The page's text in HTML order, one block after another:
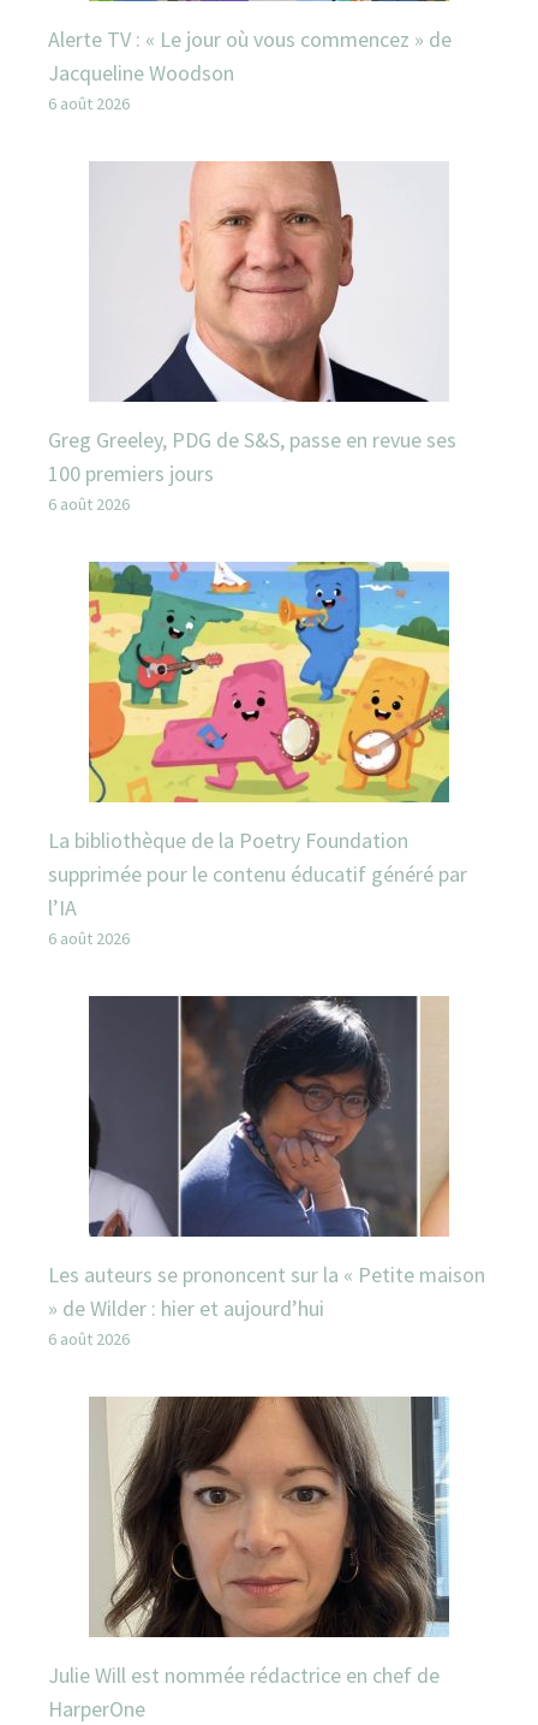
Alerte TV : « Le jour où vous commencez » de
Jacqueline Woodson
6 août 2026
Greg Greeley, PDG de S&S, passe en revue ses
100 premiers jours
6 août 2026
La bibliothèque de la Poetry Foundation
supprimée pour le contenu éducatif généré par
l’IA
6 août 2026
Les auteurs se prononcent sur la « Petite maison
» de Wilder : hier et aujourd’hui
6 août 2026
Julie Will est nommée rédactrice en chef de
HarperOne